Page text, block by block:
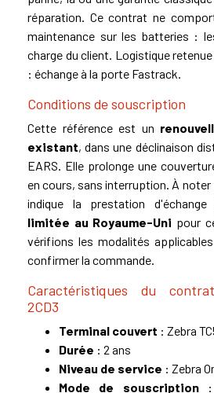
réparation. Ce contrat ne
maintenance sur les batteries :
charge du client. Logistique
: échange à la porte Fastrack.
Conditions de souscription
Cette référence est un
existant, dans une déclinaison
EARS. Elle prolonge une
en cours, sans interruption. À
indique la prestation
limitée au Royaume-Uni pour
vérifions les modalités
confirmer la commande.
Caractéristiques du contrat
2CD3
Terminal couvert : Zebra
Durée : 2 ans
Niveau de service : Zebra
Mode de souscription: